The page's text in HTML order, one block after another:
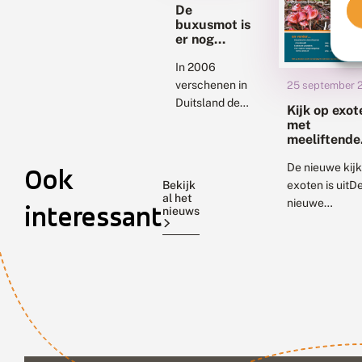
Ook
interessant
Bekijk
al het
nieuws
De
buxusmot is
er nog
In 2006
verschenen in
Duitsland de
meegekomen
met
25 september
Kijk op
met
meeliftende
De nieuwe
exoten is
nieuwe